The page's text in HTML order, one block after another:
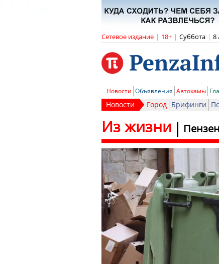
Сетевое издание | 18+ | Суббота | 8
Новости Объявления Автохамы
Новости Город Брифинги
Из жизни